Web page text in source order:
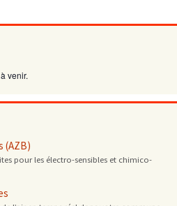
venir.
(AZB)
pour les électro-sensibles et chimico-